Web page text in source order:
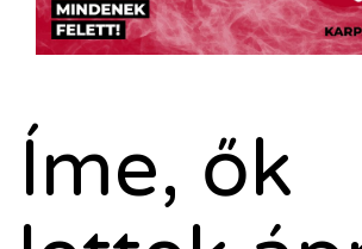
Íme, ők